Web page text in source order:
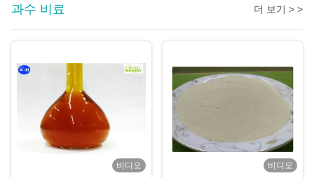
과수 비료 더 보기 > >
비디오
비디오